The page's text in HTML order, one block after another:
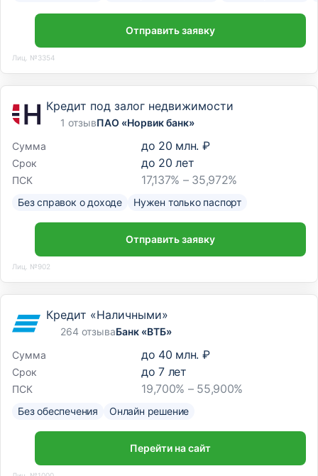
Отправить заявку
Лиц. №3354
Кредит под залог недвижимости
1 отзывПАО «Норвик банк»
Сумма
до 20 млн. ₽
Срок до 20 лет
ПСК 17,137% – 35,972%
Без справок о доходе Нужен только паспорт
Отправить заявку
Лиц. №902
Кредит «Наличными»
264 отзываБанк «ВТБ»
Сумма
до 40 млн. ₽
Срок до7лет
ПСК 19,700% – 55,900%
Без обеспечения Онлайн решение
Перейти на сайт